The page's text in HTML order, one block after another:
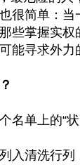
很简单：当
些掌握实权
能寻求外力
名单上的“状
入清洗行列